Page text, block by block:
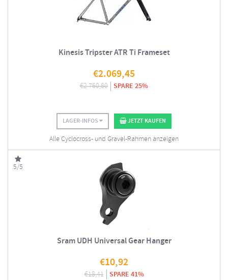
Kinesis Tripster ATR Ti Frameset
€2.069,45
€2.760,80 SPARE 25%
LAGER-INFOS JETZT KAUFEN
Alle Cyclocross- und Gravel-Rahmen anzeigen
5/5
Sram UDH Universal Gear Hanger
€10,92
€18,41 SPARE 41%